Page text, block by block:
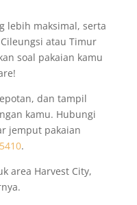
lebih maksimal, serta
atau Timur
soal pakaian kamu
dan tampil
kamu. Hubungi
jemput pakaian
.
area Harvest City,